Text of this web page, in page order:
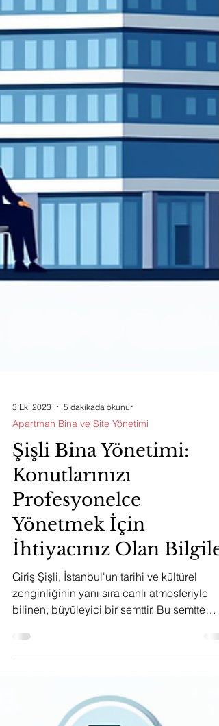
3 Eki 2023 5 dakikada okunur
Apartman Bina ve Site Yönetimi
Şişli Bina Yönetimi:
Konutlarınızı
Profesyonelce
Yönetmek İçin
İhtiyacınız Olan Bilgiler
Giriş Şişli, İstanbul'un tarihi ve kültürel
zenginliğinin yanı sıra canlı atmosferiyle